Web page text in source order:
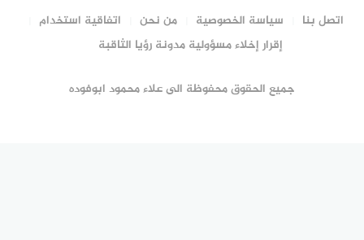
اتصل بنا سياسة الخصوصية من نحن
اتفاقية استخدام
إقرار إخلاء مسؤولية مدونة رؤيا الثاقبة
جميع الحقوق محفوظة الى علاء محمود ابوفوده